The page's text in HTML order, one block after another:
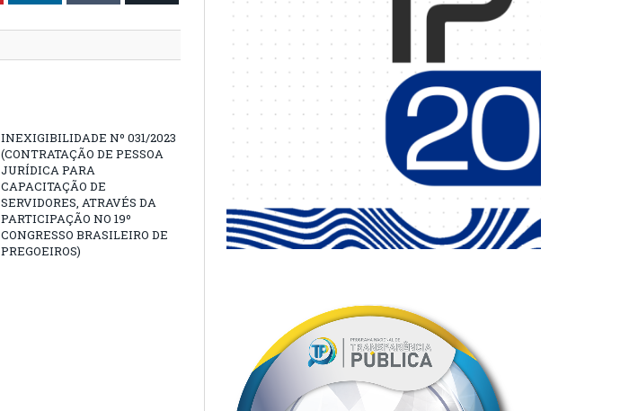
INEXIGIBILIDADE Nº 031/2023
(CONTRATAÇÃO DE PESSOA
JURÍDICA PARA
CAPACITAÇÃO DE
SERVIDORES, ATRAVÉS DA
PARTICIPAÇÃO NO 19º
CONGRESSO BRASILEIRO DE
PREGOEIROS)